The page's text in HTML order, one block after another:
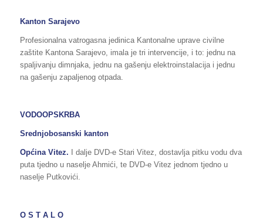
Kanton Sarajevo
Profesionalna vatrogasna jedinica Kantonalne uprave civilne
zaštite Kantona Sarajevo, imala je tri intervencije, i to: jednu na
spaljivanju dimnjaka, jednu na gašenju elektroinstalacija i jednu
na gašenju zapaljenog otpada.
VODOOPSKRBA
Srednjobosanski kanton
Općina Vitez.
I dalje DVD-e Stari Vitez, dostavlja pitku vodu dva
puta tjedno u naselje Ahmići, te DVD-e Vitez jednom tjedno u
naselje Putkovići.
O S T A L O